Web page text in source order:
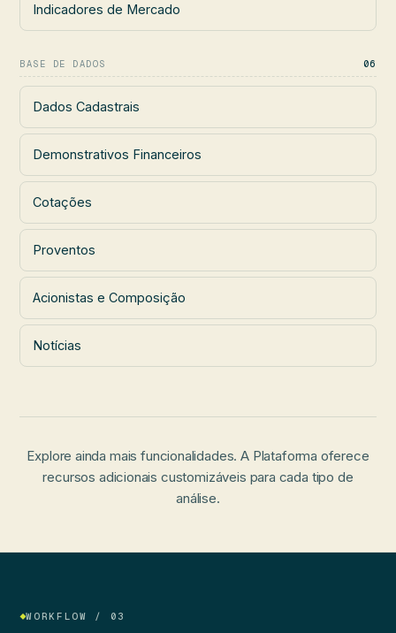
Indicadores de Mercado
BASE DE DADOS 06
Dados Cadastrais
Demonstrativos Financeiros
Cotações
Proventos
Acionistas e Composição
Notícias
Explore ainda mais funcionalidades. A Plataforma oferece
recursos adicionais customizáveis para cada tipo de
análise.
WORKFLOW / 03